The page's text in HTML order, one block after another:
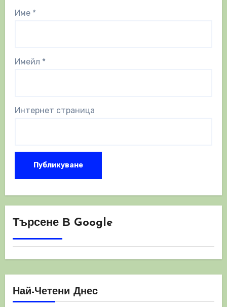
Име *
Имейл *
Интернет страница
Търсене В Google
Най-Четени Днес